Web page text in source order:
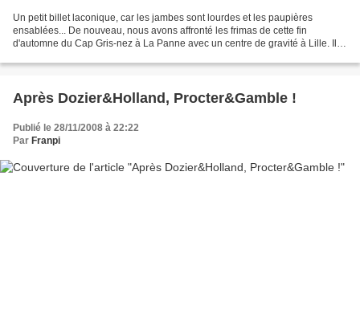
Un petit billet laconique, car les jambes sont lourdes et les paupières
ensablées... De nouveau, nous avons affronté les frimas de cette fin
d'automne du Cap Gris-nez à La Panne avec un centre de gravité à Lille. Il y
Après Dozier&Holland, Procter&Gamble !
Publié le 28/11/2008 à 22:22
Par Franpi